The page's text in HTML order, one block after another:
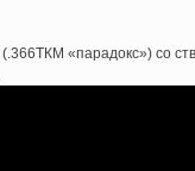
(.366ТКМ «парадокс») со